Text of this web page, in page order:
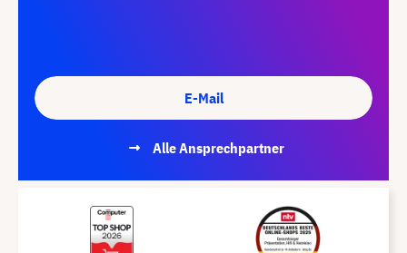
E-Mail
Alle Ansprechpartner